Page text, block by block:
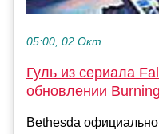
05:00, 02 Окт
Гуль из сериала
обновлении
Bethesda